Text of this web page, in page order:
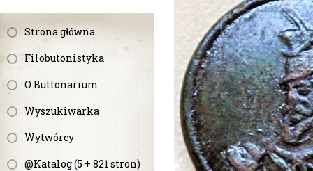
Strona główna
Filobutonistyka
O Buttonarium
Wyszukiwarka
Wytwórcy
@Katalog (5 + 821 stron)